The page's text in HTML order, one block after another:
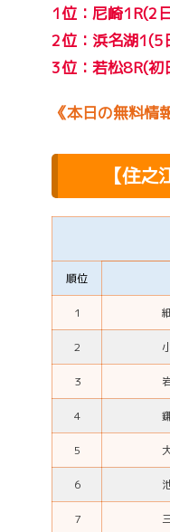
1位：尼崎1R(2
2位：浜名湖
3位：若松8R(
《本日の無料情
【住之
順位
1
2
3
4
5
6
7